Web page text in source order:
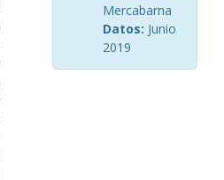
Mercabarna
Datos: Junio
2019